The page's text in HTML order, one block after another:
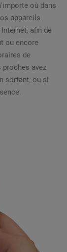
où dans
appareils
afin de
ou encore
de
avez
sortant, ou si